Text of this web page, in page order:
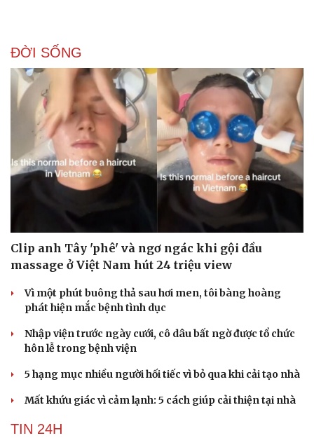
Du lịch
Săn Tour
Podcast
Đọc truyện đêm khuya
Kể chuyện cho bé
ĐỜI SỐNG
Clip anh Tây 'phê' và ngơ ngác khi gội đầu
massage ở Việt Nam hút 24 triệu view
Vì một phút buông thả sau hơi men, tôi bàng hoàng
phát hiện mắc bệnh tình dục
Nhập viện trước ngày cưới, cô dâu bất ngờ được tổ chức
hôn lễ trong bệnh viện
5 hạng mục nhiều người hối tiếc vì bỏ qua khi cải tạo nhà
Mất khứu giác vì cảm lạnh: 5 cách giúp cải thiện tại nhà
TIN 24H